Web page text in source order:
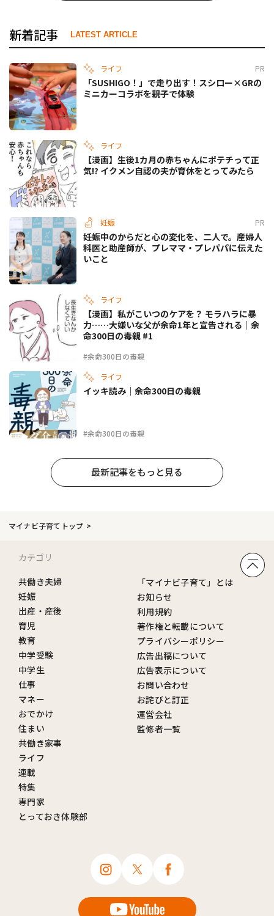
新着記事 LATEST ARTICLE
ライフ PR
「SUSHIGO！」で走り出す！スシロー×GRの
ミニカーコラボを親子で体験
ライフ
【漫画】生後1カ月の赤ちゃんにポテチって正
気!? イクメン自認の夫が育休をとってみたら
妊娠 PR
妊娠中のからだと心の変化を、二人で。産婦人
科医と助産師が、プレママ・プレパパに伝えた
いこと
ライフ
#余命300日の毒親
【漫画】私がこいつのケアを？ モラハラに暴
力……大嫌いな父が余命1年と宣告される｜余
命300日の毒親 #1
ライフ
#余命300日の毒親
イッキ読み｜余命300日の毒親
最新記事をもっと見る
マイナビ子育てトップ
カテゴリ
共働き夫婦
妊娠
出産・産後
育児
教育
中学受験
中学生
仕事
マネー
おでかけ
住まい
共働き家事
ライフ
連載
特集
専門家
とっておき体験部
「マイナビ子育て」とは
お知らせ
利用規約
著作権と転載について
プライバシーポリシー
広告出稿について
広告表示について
お問い合わせ
お詫びと訂正
運営会社
監修者一覧